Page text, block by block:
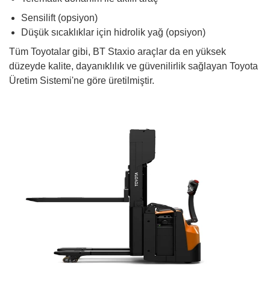
Sensilift (opsiyon)
Düşük sıcaklıklar için hidrolik yağ (opsiyon)
Tüm Toyotalar gibi, BT Staxio araçlar da en yüksek
düzeyde kalite, dayanıklılık ve güvenilirlik sağlayan Toyota
Üretim Sistemi'ne göre üretilmiştir.